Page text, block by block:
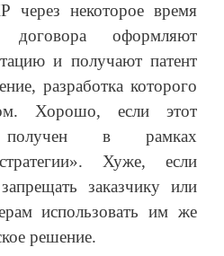
через некоторое время
договора оформляют
и получают патент
разработка которого
Хорошо, если этот
в рамках
Хуже, если
заказчику или
использовать им же
решение.